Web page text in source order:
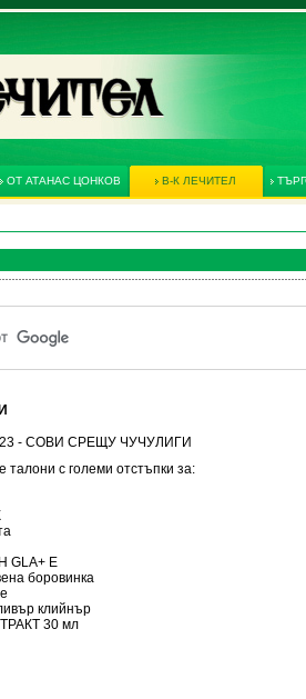
ОТ АТАНАС ЦОНКОВ В-К ЛЕЧИТЕЛ
- СОВИ СРЕЩУ ЧУЧУЛИГИ
талони с големи отстъпки за:
GLA+ Е
боровинка
клийнър
30 мл